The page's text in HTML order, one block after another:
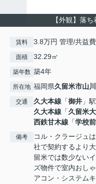
【外観】落
賃料 3.8万円 管理/共益
面積 32.29㎡
築年数 築4年
所在地 福岡県久留米市山
交通 久大本線 「御井 」
久大本線 「久留米
西鉄甘木線 「学校前
備考
コル・クラージュ
社で契約するより
留米では数少ない
ズ物件で室内おし
アコン・システム